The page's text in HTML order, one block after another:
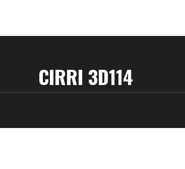
CIRRI 3D114